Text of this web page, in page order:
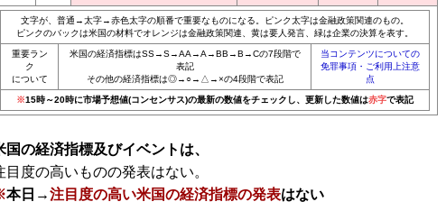
文字が、普通→太字→赤色太字の順番で重要なものになる。ピンク太字は金融政策関連のもの。
ピンクのバックは米国の材料でオレンジは金融政策関連、黄は要人発言、緑は企業の決算を表す。
重要ラン
ク
について
米国の経済指標はSS→S→AA→A→BB→B→Cの7段階で
表記
その他の経済指標は◎→○→△→×の4段階で表記
当コンテンツについての
免罪事項・ご利用上注意
点
※15時～20時に市場予想値(コンセンサス)の最新の数値をチェックし、更新した数値は赤字で表記
国の経済指標及びイベントは、
目度の高いものの発表はない。
本日→注目度の高い米国の経済指標の発表はない